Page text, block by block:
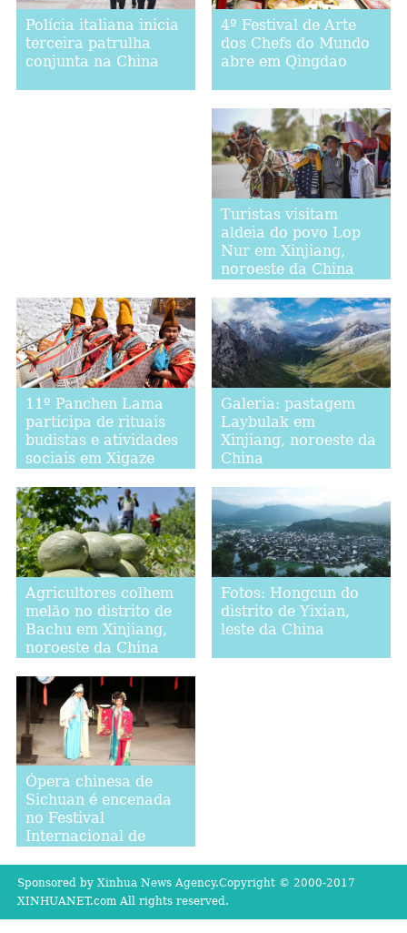
Polícia italiana inicia
terceira patrulha
conjunta na China
4º Festival de Arte
dos Chefs do Mundo
abre em Qingdao
Turistas visitam
aldeia do povo Lop
Nur em Xinjiang,
noroeste da China
11º Panchen Lama
participa de rituais
budistas e atividades
sociais em Xigaze
Galeria: pastagem
Laybulak em
Xinjiang, noroeste da
China
Agricultores colhem
melão no distrito de
Bachu em Xinjiang,
noroeste da China
Fotos: Hongcun do
distrito de Yixian,
leste da China
Ópera chinesa de
Sichuan é encenada
no Festival
Internacional de
Sponsored by Xinhua News Agency.Copyright © 2000-2017
XINHUANET.com All rights reserved.